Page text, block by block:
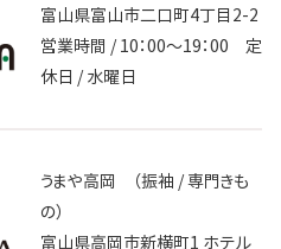
富山県富山市二口町4丁目2-2
営業時間 / 10：00～19：00 定
休日 / 水曜日
うまや高岡 （振袖 / 専門きも
の）
富山県高岡市新横町1 ホテル